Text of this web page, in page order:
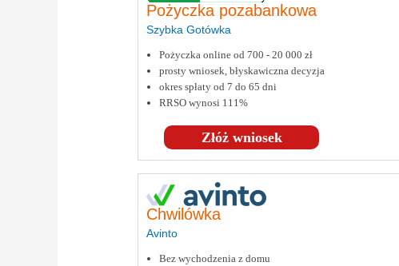
Pożyczka pozabankowa
Szybka Gotówka
Złóż wniosek
Pożyczka online od 700 - 20 000 zł
prosty wniosek, błyskawiczna decyzja
okres spłaty od 7 do 65 dni
RRSO wynosi 111%
Chwilówka
Avinto
Bez wychodzenia z domu